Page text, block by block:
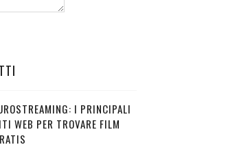
I PRINCIPALI
WEB PER TROVARE FILM